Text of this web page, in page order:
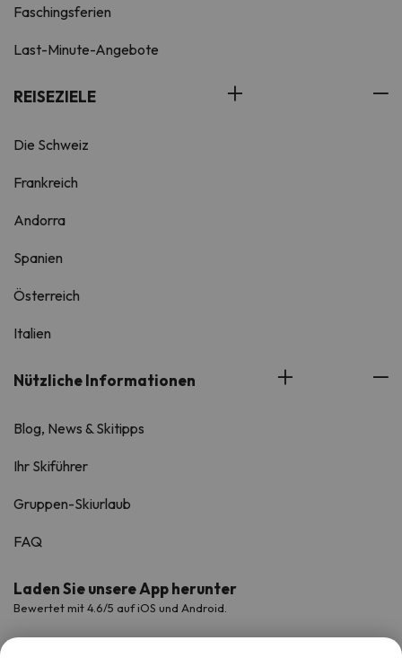
Faschingsferien
Last-Minute-Angebote
REISEZIELE
Die Schweiz
Frankreich
Andorra
Spanien
Österreich
Italien
Nützliche Informationen
Blog, News & Skitipps
Ihr Skiführer
Gruppen-Skiurlaub
FAQ
Laden Sie unsere App herunter
Bewertet mit 4.6/5 auf iOS und Android.